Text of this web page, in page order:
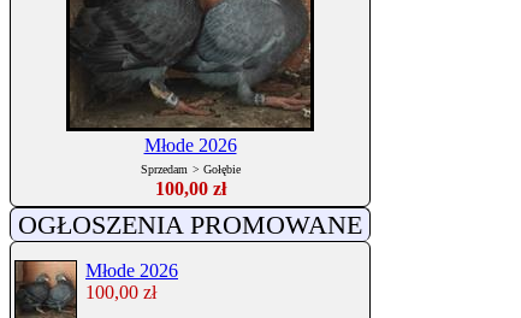
Młode 2026
Sprzedam > Gołębie
100,00 zł
OGŁOSZENIA PROMOWANE
Młode 2026
100,00 zł